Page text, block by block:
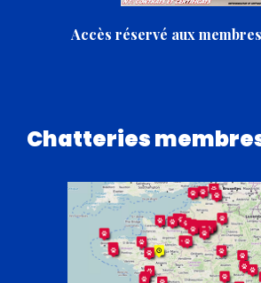
Accès réservé aux
Chatteries